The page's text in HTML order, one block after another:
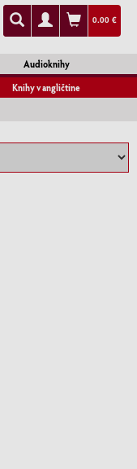
0.00 €
Audioknihy
Knihy v angličtine